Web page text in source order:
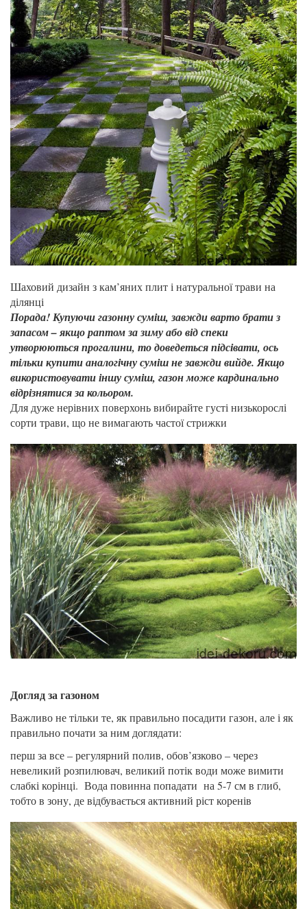
Шаховий дизайн з кам’яних плит і натуральної трави на
ділянці
Порада! Купуючи газонну суміш, завжди варто брати з
запасом – якщо раптом за зиму або від спеки
утворюються прогалини, то доведеться підсівати, ось
тільки купити аналогічну суміш не завжди вийде. Якщо
використовувати іншу суміш, газон може кардинально
відрізнятися за кольором.
Для дуже нерівних поверхонь вибирайте густі низькорослі
сорти трави, що не вимагають частої стрижки
Догляд за газоном
Важливо не тільки те, як правильно посадити газон, але і як
правильно почати за ним доглядати:
перш за все – регулярний полив, обов’язково – через
невеликий розпилювач, великий потік води може вимити
слабкі корінці. Вода повинна попадати на 5-7 см в глиб,
тобто в зону, де відбувається активний ріст коренів